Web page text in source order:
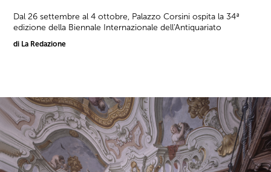
Dal 26 settembre al 4 ottobre, Palazzo Corsini ospita la 34ª
edizione della Biennale Internazionale dell'Antiquariato
di La Redazione